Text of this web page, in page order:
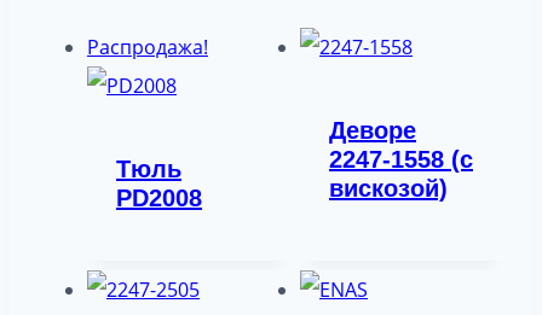
Распродажа!
Тюль
PD2008
Деворе
2247-1558 (с
вискозой)